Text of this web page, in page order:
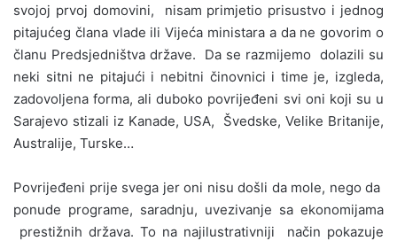
svojoj prvoj domovini, nisam primjetio prisustvo i jednog
pitajućeg člana vlade ili Vijeća ministara a da ne govorim o
članu Predsjedništva države. Da se razmijemo dolazili su
neki sitni ne pitajući i nebitni činovnici i time je, izgleda,
zadovoljena forma, ali duboko povrijeđeni svi oni koji su u
Sarajevo stizali iz Kanade, USA, Švedske, Velike Britanije,
Australije, Turske…
Povrijeđeni prije svega jer oni nisu došli da mole, nego da
ponude programe, saradnju, uvezivanje sa ekonomijama
prestižnih država. To na najilustrativniji način pokazuje